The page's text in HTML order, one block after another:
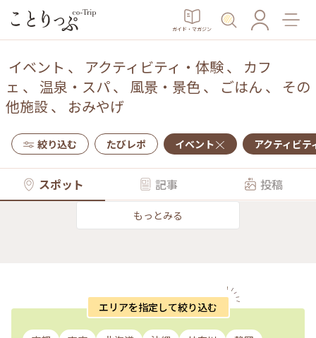
ガイド・マガジン
イベント 、 アクティビティ・体験、 カフ
ェ 、 温泉・スパ、 風景・景色、 ごはん 、 その
他施設、 おみやげ
絞り込む たびレポ イベント アクティビテ
スポット 記事 投稿
もっとみる
エリアを指定して絞り込む